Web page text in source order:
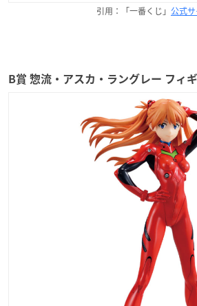
引用：「一番くじ」 公式サ
B賞 惣流・アスカ・ラングレー フィ